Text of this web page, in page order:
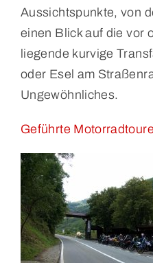
Aussichtspunkte, von
einen Blick auf die vor
liegende kurvige
oder Esel am
Ungewöhnliches.
Geführte